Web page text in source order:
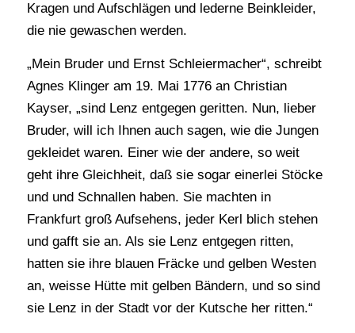
Kragen und Aufschlägen und lederne Beinkleider,
die nie gewaschen werden.
„Mein Bruder und Ernst Schleiermacher“, schreibt
Agnes Klinger am 19. Mai 1776 an Christian
Kayser, „sind Lenz entgegen geritten. Nun, lieber
Bruder, will ich Ihnen auch sagen, wie die Jungen
gekleidet waren. Einer wie der andere, so weit
geht ihre Gleichheit, daß sie sogar einerlei Stöcke
und und Schnallen haben. Sie machten in
Frankfurt groß Aufsehens, jeder Kerl blich stehen
und gafft sie an. Als sie Lenz entgegen ritten,
hatten sie ihre blauen Fräcke und gelben Westen
an, weisse Hütte mit gelben Bändern, und so sind
sie Lenz in der Stadt vor der Kutsche her ritten.“